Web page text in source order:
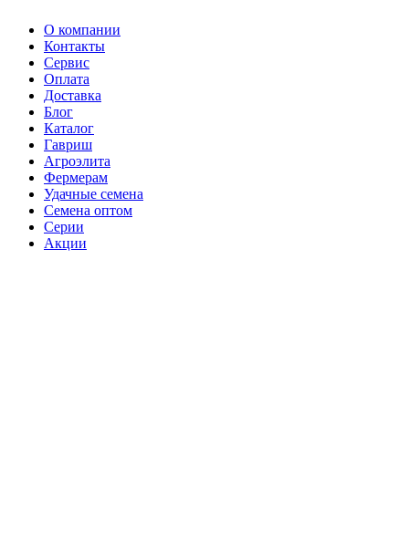
О компании
Контакты
Сервис
Оплата
Доставка
Блог
Каталог
Гавриш
Агроэлита
Фермерам
Удачные семена
Семена оптом
Серии
Акции